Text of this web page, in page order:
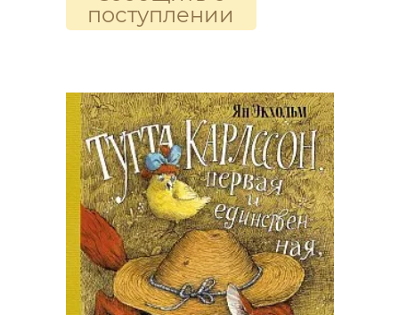
поступлении